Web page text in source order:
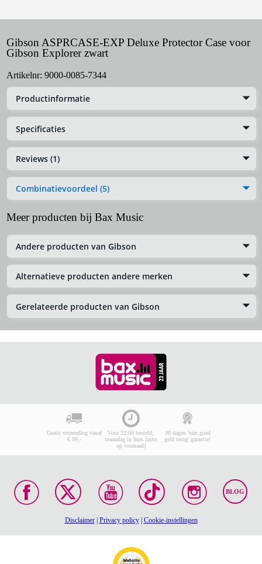
Gibson ASPRCASE-EXP Deluxe Protector Case voor
Gibson Explorer zwart
Artikelnr: 9000-0085-7344
Productinformatie
Specificaties
Reviews (1)
Combinatievoordeel (5)
Meer producten bij Bax Music
Andere producten van Gibson
Alternatieve producten andere merken
Gerelateerde producten van Gibson
Gratis verzending vanaf
€ 99,-
Voor 23:00 besteld,
maandag in huis (mits
op voorraad)
30 dagen 'niet goed
geld terug' garantie!
BLOG
Disclaimer| Privacy policy| Cookie-instellingen